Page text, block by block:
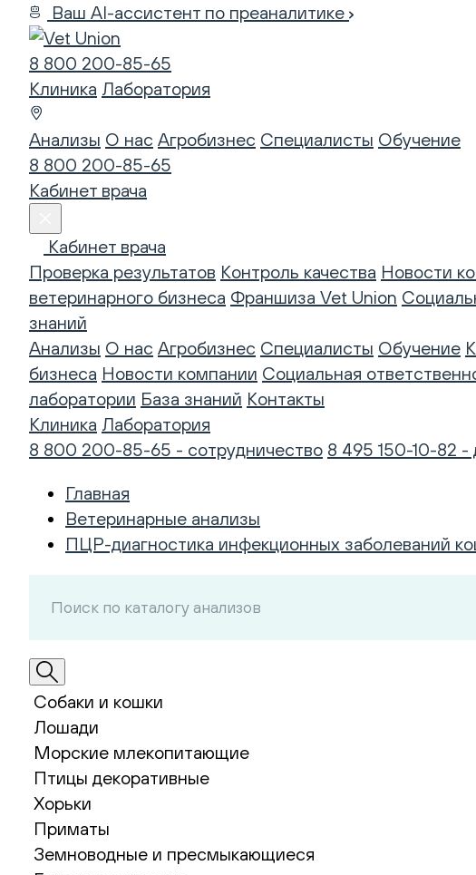
Ваш AI-ассистент по преаналитике
8 800 200-85-65
Клиника Лаборатория
Анализы О нас Агробизнес Специалисты Обучение
8 800 200-85-65
Кабинет врача
Кабинет врача
Проверка результатов Контроль качества Новости
ветеринарного бизнеса Франшиза Vet Union
знаний
Анализы О нас Агробизнес Специалисты Обучение
бизнеса Новости компании Социальная
лаборатории База знаний Контакты
Клиника Лаборатория
8 800 200-85-65 - сотрудничество 8 495 150-10-82 -
Главная
Ветеринарные анализы
ПЦР-диагностика инфекционных заболеваний
Собаки и кошки
Лошади
Морские млекопитающие
Птицы декоративные
Хорьки
Приматы
Земноводные и пресмыкающиеся